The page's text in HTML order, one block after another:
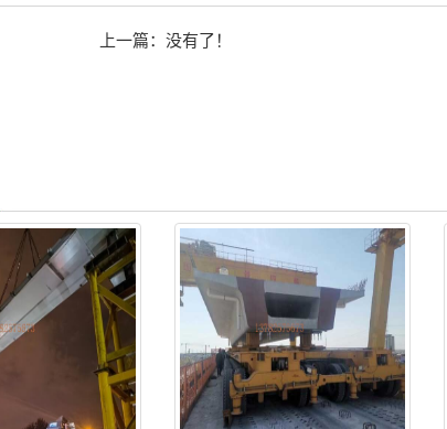
上一篇：没有了！